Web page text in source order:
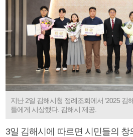
지난 2일 김해시청 정례조회에서 ‘2025 김
들에게 시상했다. 김해시 제공.
3일 김해시에 따르면 시민들의